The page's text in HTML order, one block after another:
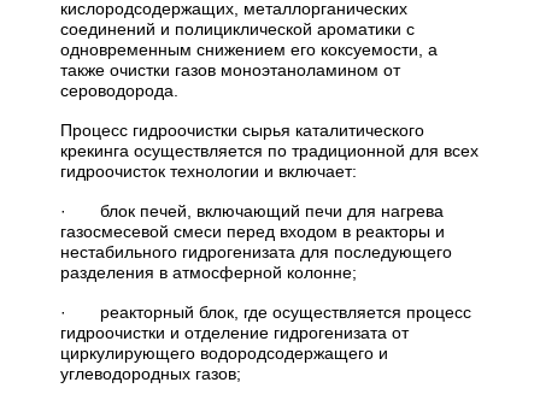
кислородсодержащих, металлорганических
соединений и полициклической ароматики с
одновременным снижением его коксуемости, а
также очистки газов моноэтаноламином от
сероводорода.
Процесс гидроочистки сырья каталитического
крекинга осуществляется по традиционной для всех
гидроочисток технологии и включает:
· блок печей, включающий печи для нагрева
газосмесевой смеси перед входом в реакторы и
нестабильного гидрогенизата для последующего
разделения в атмосферной колонне;
· реакторный блок, где осуществляется процесс
гидроочистки и отделение гидрогенизата от
циркулирующего водородсодержащего и
углеводородных газов;